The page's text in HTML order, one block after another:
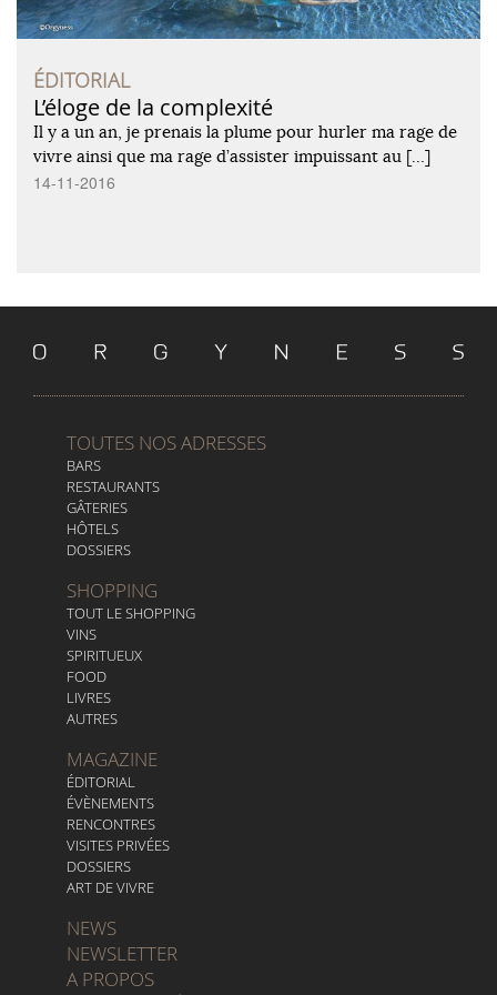
ÉDITORIAL
L’éloge de la complexité
Il y a un an, je prenais la plume pour hurler ma rage de
vivre ainsi que ma rage d’assister impuissant au […]
14-11-2016
TOUTES NOS ADRESSES
BARS
RESTAURANTS
GÂTERIES
HÔTELS
DOSSIERS
SHOPPING
TOUT LE SHOPPING
VINS
SPIRITUEUX
FOOD
LIVRES
AUTRES
MAGAZINE
ÉDITORIAL
ÉVÈNEMENTS
RENCONTRES
VISITES PRIVÉES
DOSSIERS
ART DE VIVRE
NEWS
NEWSLETTER
A PROPOS